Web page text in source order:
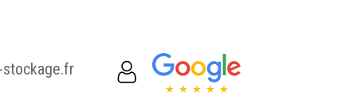
stockage.fr